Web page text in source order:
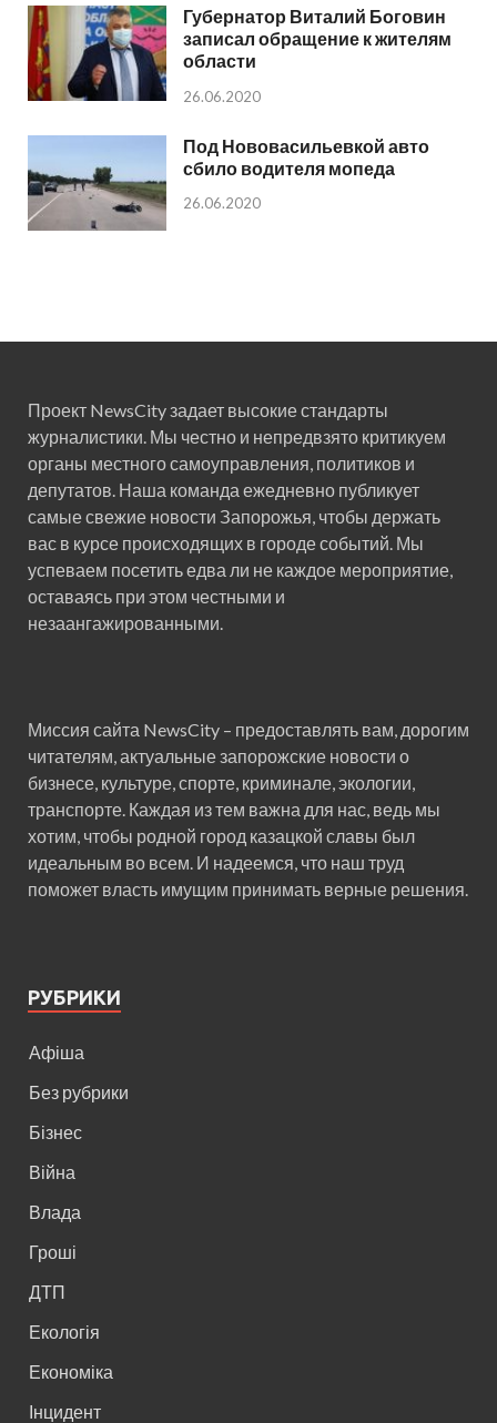
Губернатор Виталий Боговин
записал обращение к жителям
области
26.06.2020
Под Нововасильевкой авто
сбило водителя мопеда
26.06.2020
Проект NewsCity задает высокие стандарты
журналистики. Мы честно и непредвзято критикуем
органы местного самоуправления, политиков и
депутатов. Наша команда ежедневно публикует
самые свежие новости Запорожья, чтобы держать
вас в курсе происходящих в городе событий. Мы
успеваем посетить едва ли не каждое мероприятие,
оставаясь при этом честными и
незаангажированными.
Миссия сайта NewsCity – предоставлять вам, дорогим
читателям, актуальные запорожские новости о
бизнесе, культуре, спорте, криминале, экологии,
транспорте. Каждая из тем важна для нас, ведь мы
хотим, чтобы родной город казацкой славы был
идеальным во всем. И надеемся, что наш труд
поможет власть имущим принимать верные решения.
РУБРИКИ
Афіша
Без рубрики
Бізнес
Війна
Влада
Гроші
ДТП
Екологія
Економіка
Інцидент